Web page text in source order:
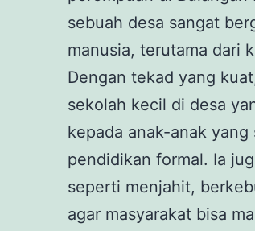
sebuah desa sangat
manusia, terutama dari
Dengan tekad yang
sekolah kecil di desa
kepada anak-anak
pendidikan formal. Ia
seperti menjahit,
agar masyarakat bisa